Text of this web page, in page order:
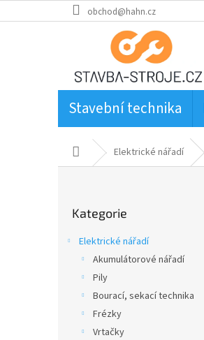
na
obchod@hahn.cz
Stavební technika
Domů Elektrické nářadí
kategorie
Kategorie
Elektrické nářadí
Akumulátorové nářadí
Pily
Bourací, sekací technika
Frézky
Vrtačky